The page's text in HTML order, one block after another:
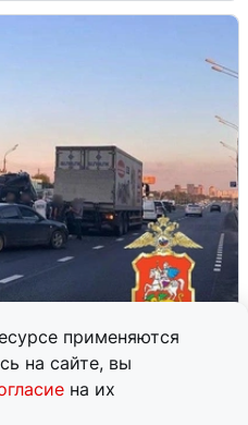
применяются
на сайте, вы
на их
на
в Подмосковье